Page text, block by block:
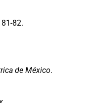
82.
de México.